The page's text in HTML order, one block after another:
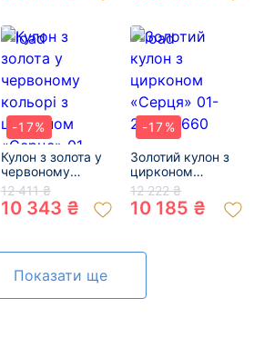
-17%
Кулон з золота у
червоному
кольорі з
цирконом
«Серце» 01-
12 411 ₴
10 343 ₴
-17%
Золотий кулон з
цирконом
«Серця» 01-
200817660
12 222 ₴
10 185 ₴
Показати ще